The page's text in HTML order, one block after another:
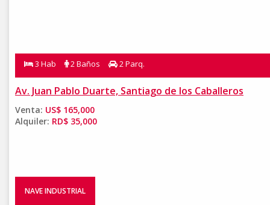
3 Hab 2 Baños 2 Parq.
Av. Juan Pablo Duarte, Santiago de los Caballeros
Venta: US$ 165,000
Alquiler: RD$ 35,000
NAVE INDUSTRIAL